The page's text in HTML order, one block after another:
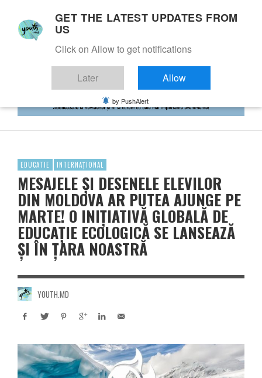
EDUCATIE INTERNAȚIONAL
MESAJELE ȘI DESENELE ELEVILOR
DIN MOLDOVA AR PUTEA AJUNGE PE
MARTE! O INIȚIATIVĂ GLOBALĂ DE
EDUCAȚIE ECOLOGICĂ SE LANSEAZĂ
ȘI ÎN ȚARA NOASTRĂ
YOUTH.MD
GET THE LATEST UPDATES FROM
US
Click on Allow to get notifications
Later Allow
by PushAlert